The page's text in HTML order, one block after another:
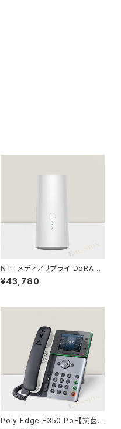
NTTメディアサプライ DoRAC
OON YT40（法人向けクラウド
SIMルーター）
¥43,780
Poly Edge E350 PoE【抗菌